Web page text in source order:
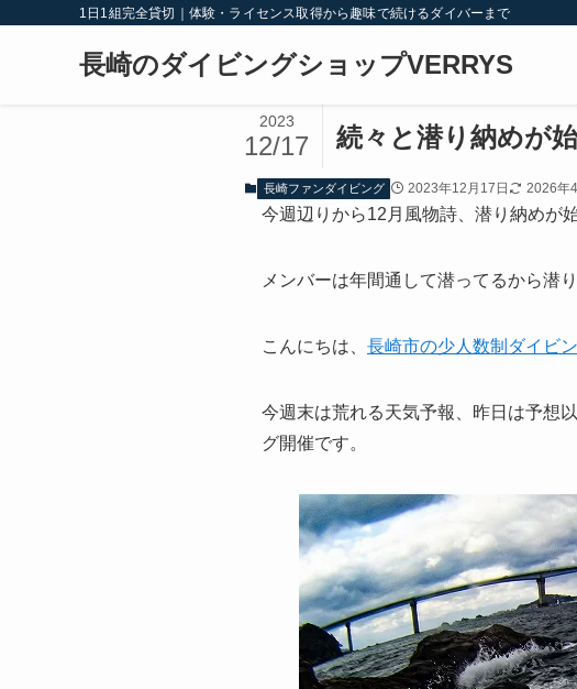
1日1組完全貸切｜体験・ライセンス取得から趣味で続けるダイバーまで
長崎のダイビングショップVERRYS
続々と潜り納めが
2023
12/17
長崎ファンダイビング 2023年12月17日 2026年
今週辺りから12月風物詩、潜り納めが
メンバーは年間通して潜ってるから潜
こんにちは、 長崎市の少人数制ダイビ
今週末は荒れる天気予報、昨日は予想
グ開催です。